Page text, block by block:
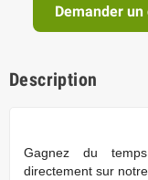
Demander
Description
Gagnez du
directement sur